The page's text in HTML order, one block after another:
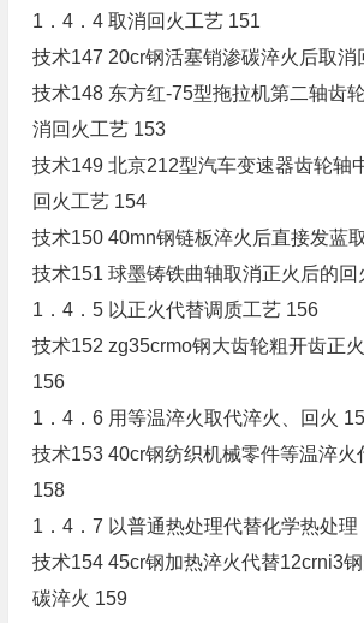
1．4．4 取消回火工艺 151
技术147 20cr钢活塞销渗碳淬火后取消
技术148 东方红-75型拖拉机第二轴齿
消回火工艺 153
技术149 北京212型汽车变速器齿轮轴
回火工艺 154
技术150 40mn钢链板淬火后直接发蓝
技术151 球墨铸铁曲轴取消正火后的回
1．4．5 以正火代替调质工艺 156
技术152 zg35crmo钢大齿轮粗开齿正
156
1．4．6 用等温淬火取代淬火、回火
技术153 40cr钢纺织机械零件等温淬火
158
1．4．7 以普通热处理代替化学热处理
技术154 45cr钢加热淬火代替12crni3
碳淬火 159